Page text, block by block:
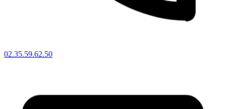
02.35.59.62.50